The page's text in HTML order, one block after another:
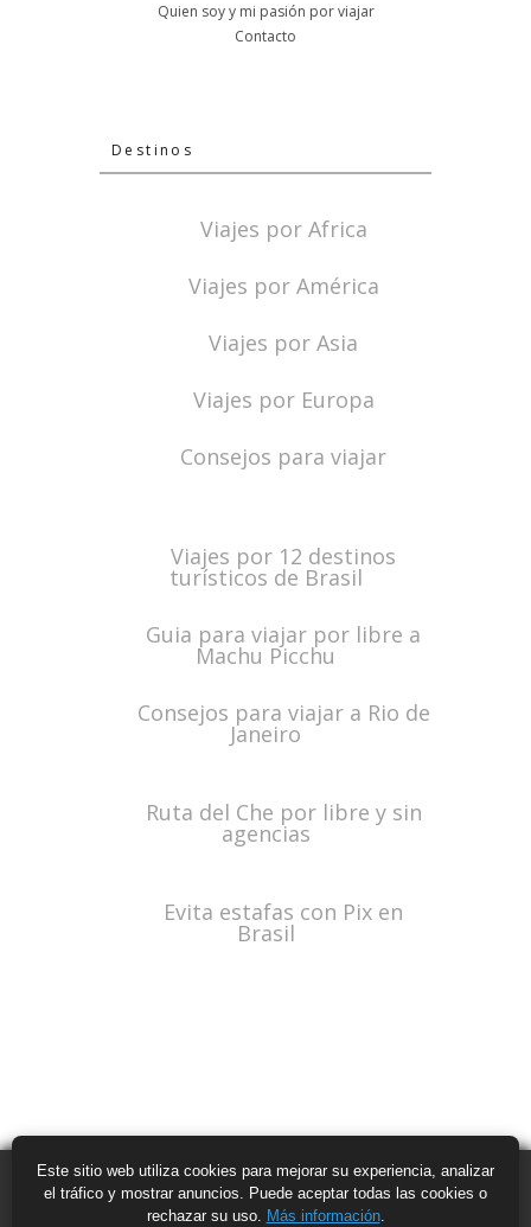
Quien soy y mi pasión por viajar
Contacto
Destinos
Viajes por Africa
Viajes por América
Viajes por Asia
Viajes por Europa
Consejos para viajar
Viajes por 12 destinos
turísticos de Brasil
Guia para viajar por libre a
Machu Picchu
Consejos para viajar a Rio de
Janeiro
Ruta del Che por libre y sin
agencias
Evita estafas con Pix en
Brasil
Este sitio web utiliza cookies para mejorar su experiencia, analizar
el tráfico y mostrar anuncios. Puede aceptar todas las cookies o
rechazar su uso. Más información.